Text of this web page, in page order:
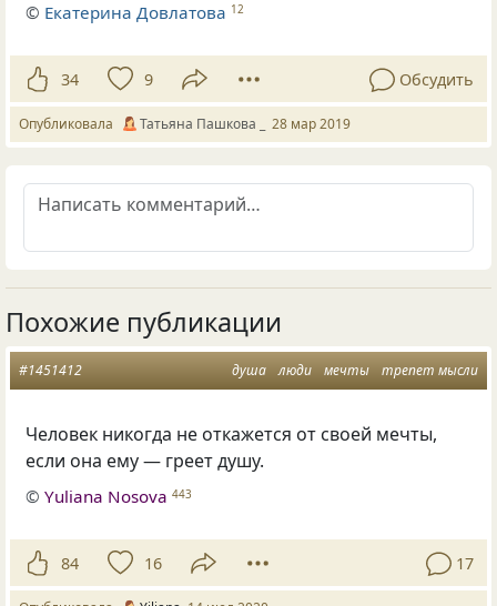
© Екатерина Довлатова 12
34 9 Обсудить
Опубликовала Татьяна Пашкова _ 28 мар 2019
Похожие публикации
душа люди мечты трепет мысли
#1451412
Человек никогда не откажется от своей мечты,
если она ему — греет душу.
©Yuliana Nosova 443
84 16 17